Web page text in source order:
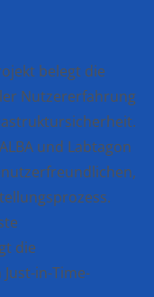
belegt die
Nutzererfahrung
und Labtagon
die
in-Time-